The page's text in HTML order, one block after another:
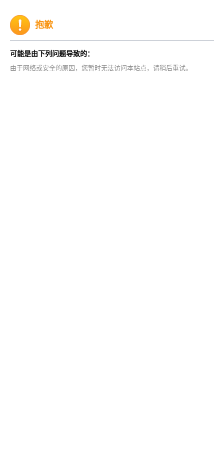
抱歉
可能是由下列问题导致的：
由于网络或安全的原因，您暂时无法访问本站点，请稍后重试。